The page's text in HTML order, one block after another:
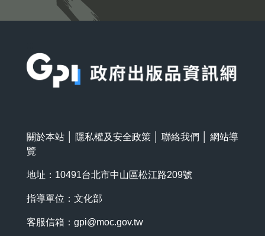
關於本站 隱私權及安全政策 聯絡我們
網站導
覽
地址：10491台北市中山區松江路209號
指導單位：文化部
客服信箱： gpi@moc.gov.tw